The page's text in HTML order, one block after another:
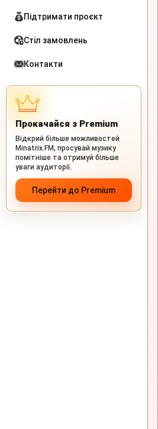
Підтримати проєкт
Стіл замовлень
Контакти
Прокачайся з Premium
Відкрий більше можливостей
Minatrix.FM, просувай музику
помітніше та отримуй більше
уваги аудиторії.
Перейти до Premium